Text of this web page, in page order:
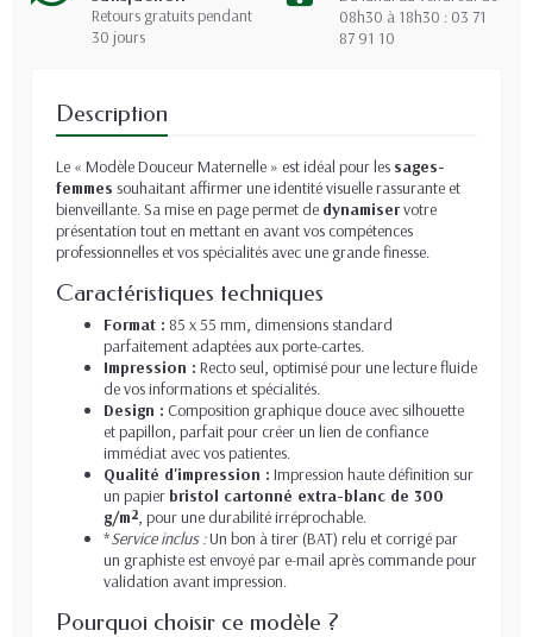
Retours gratuits pendant
30 jours
08h30 à 18h30 : 03 71
87 91 10
Description
Le « Modèle Douceur Maternelle » est idéal pour les sages-
femmes souhaitant affirmer une identité visuelle rassurante et
bienveillante. Sa mise en page permet de dynamiservotre
présentation tout en mettant en avant vos compétences
professionnelles et vos spécialités avec une grande finesse.
Caractéristiques techniques
Format : 85 x 55 mm, dimensions standard
parfaitement adaptées aux porte-cartes.
Impression : Recto seul, optimisé pour une lecture fluide
de vos informations et spécialités.
Design : Composition graphique douce avec silhouette
et papillon, parfait pour créer un lien de confiance
immédiat avec vos patientes.
Qualité d'impression : Impression haute définition sur
un papier bristol cartonné extra-blanc de 300
g/m², pour une durabilité irréprochable.
*Service inclus :Un bon à tirer (BAT) relu et corrigé par
un graphiste est envoyé par e-mail après commande pour
validation avant impression.
Pourquoi choisir ce modèle ?